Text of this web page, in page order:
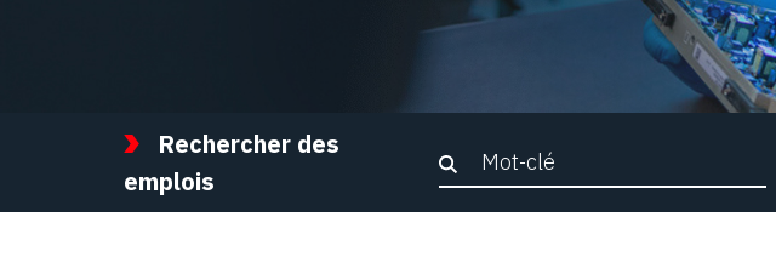
Rechercher des
emplois
Recherche par mots-clés